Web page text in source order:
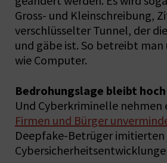
Gross- und Kleinschreibung,
verschlüsselter Tunnel, der
und gäbe ist. So betreibt
wie Computer.
Bedrohungslage bleibt hoch
Und Cyberkriminelle nehmen
Firmen und Bürger
Deepfake-Betrüger